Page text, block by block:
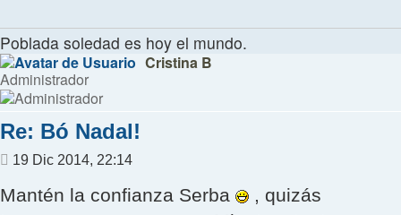
Poblada soledad es hoy el mundo.
Cristina B
Administrador
Re: Bó Nadal!
Mensaje
19 Dic 2014, 22:14
Mantén la confianza Serba
, quizás